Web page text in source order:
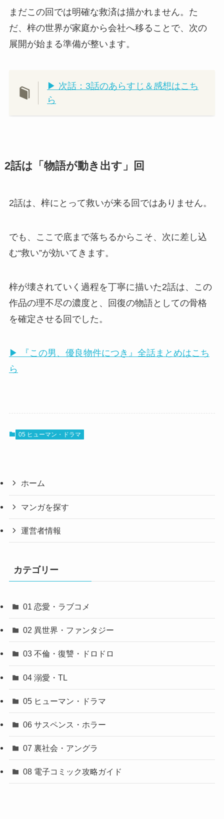
まだこの回では明確な救済は描かれません。た
だ、梓の世界が家庭から会社へ移ることで、次の
展開が始まる準備が整います。
▶ 次話：3話のあらすじ＆感想はこち
ら
2話は「物語が動き出す」回
2話は、梓にとって救いが来る回ではありません。
でも、ここで底まで落ちるからこそ、次に差し込
む“救い”が効いてきます。
梓が壊されていく過程を丁寧に描いた2話は、この
作品の理不尽の濃度と、回復の物語としての骨格
を確定させる回でした。
▶ 『この男、優良物件につき』全話まとめはこち
ら
05 ヒューマン・ドラマ
ホーム
マンガを探す
運営者情報
カテゴリー
01 恋愛・ラブコメ
02 異世界・ファンタジー
03 不倫・復讐・ドロドロ
04 溺愛・TL
05 ヒューマン・ドラマ
06 サスペンス・ホラー
07 裏社会・アングラ
08 電子コミック攻略ガイド